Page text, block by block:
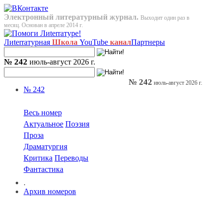
Электронный литературный журнал. Выходит один раз в
месяц. Основан в апреле 2014 г.
Лиterraтурная Школа YouTube каналПартнеры
№ 242 июль-август 2026 г.
№ 242
Весь номер
Актуальное Поэзия
Проза
Драматургия
Критика Переводы
Фантастика
.
Архив номеров
№ 242 июль-август 2026 г.